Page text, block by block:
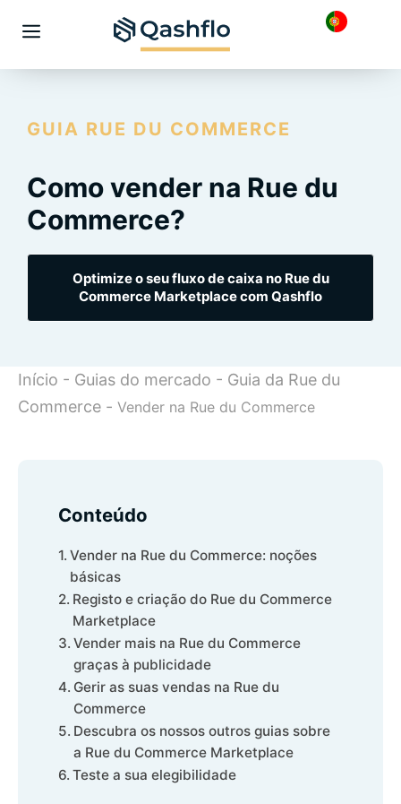
para Menu
GUIA RUE DU COMMERCE
Como vender na Rue du
Commerce?
Optimize o seu fluxo de caixa no Rue du
Commerce Marketplace com Qashflo
Início - Guias do mercado - Guia da Rue du
Commerce - Vender na Rue du Commerce
Conteúdo
Vender na Rue du Commerce: noções
básicas
Registo e criação do Rue du Commerce
Marketplace
Vender mais na Rue du Commerce
graças à publicidade
Gerir as suas vendas na Rue du
Commerce
Descubra os nossos outros guias sobre
a Rue du Commerce Marketplace
Teste a sua elegibilidade